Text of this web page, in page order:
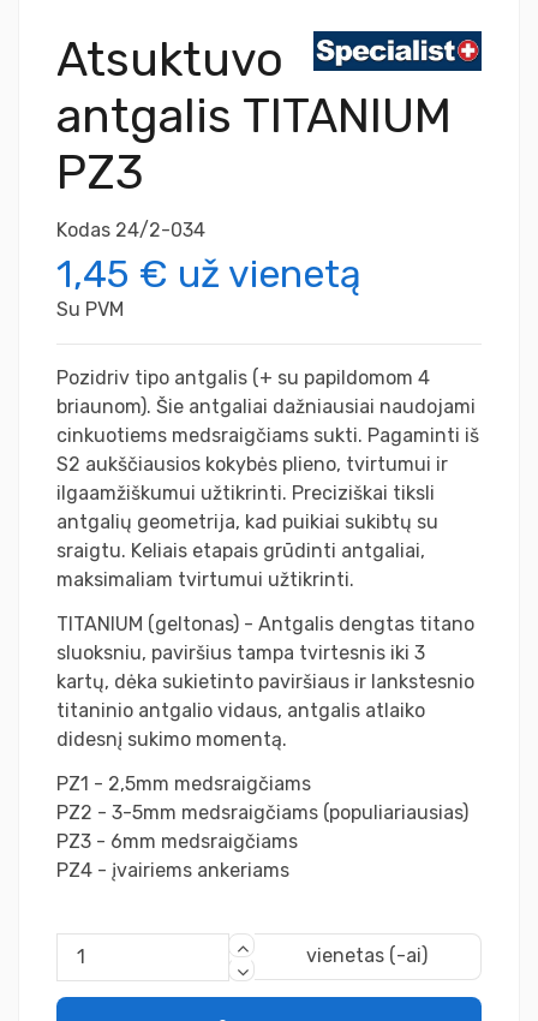
Atsuktuvo
antgalis TITANIUM
PZ3
Kodas 24/2-034
1,45 € už vienetą
Su PVM
Pozidriv tipo antgalis (+ su papildomom 4
briaunom). Šie antgaliai dažniausiai naudojami
cinkuotiems medsraigčiams sukti. Pagaminti iš
S2 aukščiausios kokybės plieno, tvirtumui ir
ilgaamžiškumui užtikrinti. Preciziškai tiksli
antgalių geometrija, kad puikiai sukibtų su
sraigtu. Keliais etapais grūdinti antgaliai,
maksimaliam tvirtumui užtikrinti.
TITANIUM (geltonas) - Antgalis dengtas titano
sluoksniu, paviršius tampa tvirtesnis iki 3
kartų, dėka sukietinto paviršiaus ir lankstesnio
titaninio antgalio vidaus, antgalis atlaiko
didesnį sukimo momentą.
PZ1 - 2,5mm medsraigčiams
PZ2 - 3-5mm medsraigčiams (populiariausias)
PZ3 - 6mm medsraigčiams
PZ4 - įvairiems ankeriams
vienetas (-ai)